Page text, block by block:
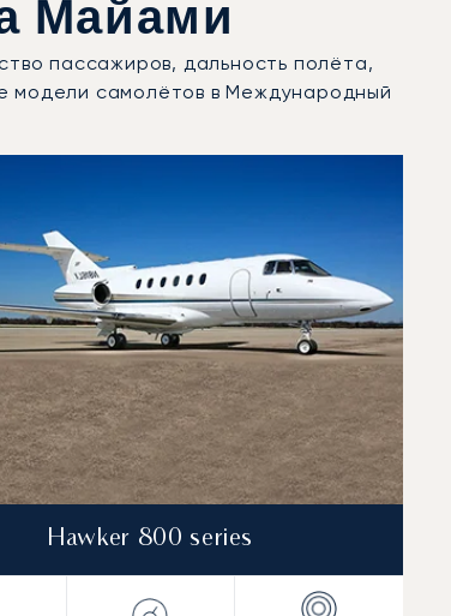
Майами
пассажиров, дальность полёта,
модели самолётов в Международный
году
Hawker 800 series